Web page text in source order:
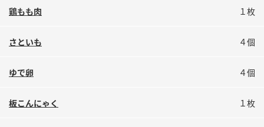
鶏もも肉 １枚
さといも ４個
ゆで卵 ４個
板こんにゃく １枚